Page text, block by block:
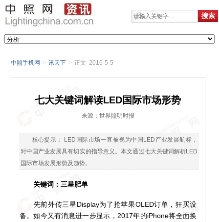
中照手机网 > 讯天下 > 正文 2016-5-5
七大关键词解读LED国际市场形势
来源：世界照明时报
核心提示： LED国际市场一直被视为中国LED产业发展航标，
对中国产业发展具有切实的指导意义。本文通过七大关键词解析LED
国际市场发展形势及趋势。
关键词：三星肥单
先前外传三星Display为了抢苹果OLED订单，狂买设
备。如今又有消息进一步显示，2017年的iPhone将全面换